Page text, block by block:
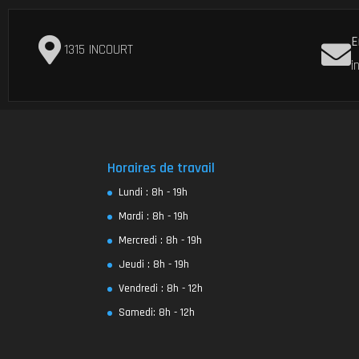
1315 INCOURT
Horaires de travail
Lundi : 8h - 19h
Mardi : 8h - 19h
Mercredi : 8h - 19h
Jeudi : 8h - 19h
Vendredi : 8h - 12h
Samedi: 8h - 12h